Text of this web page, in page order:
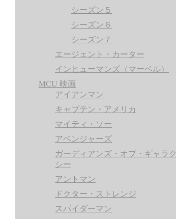
シーズン５
シーズン６
シーズン７
エージェント・カーター
インヒューマンズ（マーベル）
MCU 映画
アイアンマン
キャプテン・アメリカ
マイティ・ソー
アベンジャーズ
ガーディアンズ・オブ・ギャラク
シー
アントマン
ドクター・ストレンジ
スパイダーマン